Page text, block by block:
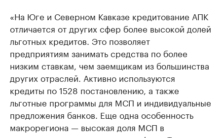
«На Юге и Северном Кавказе кредитование АПК
отличается от других сфер более высокой долей
льготных кредитов. Это позволяет
предприятиям занимать средства по более
низким ставкам, чем заемщикам из большинства
других отраслей. Активно используются
кредиты по 1528 постановлению, а также
льготные программы для МСП и индивидуальные
предложения банков. Еще одна особенность
макрорегиона — высокая доля МСП в